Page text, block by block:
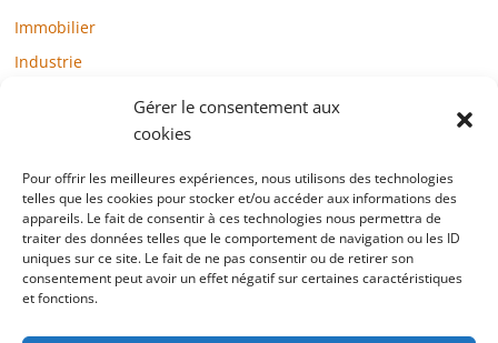
Gérer le consentement aux
cookies
Pour offrir les meilleures expériences, nous utilisons des technologies
telles que les cookies pour stocker et/ou accéder aux informations des
appareils. Le fait de consentir à ces technologies nous permettra de
traiter des données telles que le comportement de navigation ou les ID
uniques sur ce site. Le fait de ne pas consentir ou de retirer son
consentement peut avoir un effet négatif sur certaines caractéristiques
et fonctions.
Immobilier
Industrie
Mode / Beauté / Bien-être
Santé
Société
Sports
Technologie / Internet